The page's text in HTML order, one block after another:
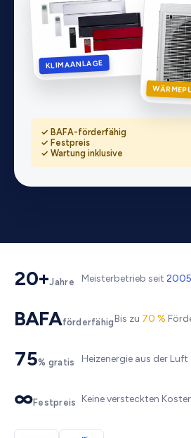
KLIMAANLAGE
✓ BAFA-förderfähig
✓ Festpreis
✓ Wartung inklusive
20+Jahre Meisterbetrieb seit 2005
BAFAförderfähig Bis zu 70 %
75% gratis Heizenergie aus der Luft
∞Festpreis Keine versteckten